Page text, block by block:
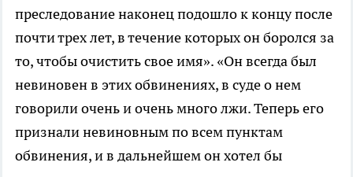
преследование наконец подошло к концу после
почти трех лет, в течение которых он боролся за
то, чтобы очистить свое имя». «Он всегда был
невиновен в этих обвинениях, в суде о нем
говорили очень и очень много лжи. Теперь его
признали невиновным по всем пунктам
обвинения, и в дальнейшем он хотел бы